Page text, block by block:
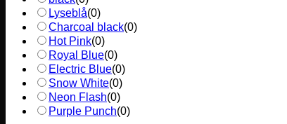
Lyseblå(0)
Charcoal black(0)
Hot Pink(0)
Royal Blue(0)
Electric Blue(0)
Snow White(0)
Neon Flash(0)
Purple Punch(0)